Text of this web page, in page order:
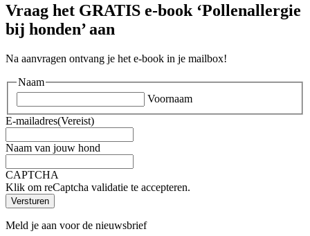
Vraag het GRATIS e-book ‘Pollenallergie
bij honden’ aan
Na aanvragen ontvang je het e-book in je mailbox!
Naam
Voornaam
E-mailadres(Vereist)
Naam van jouw hond
CAPTCHA
Klik om reCaptcha validatie te accepteren.
Meld je aan voor de nieuwsbrief